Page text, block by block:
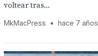
voltear tras...
MkMacPress • hace 7 años